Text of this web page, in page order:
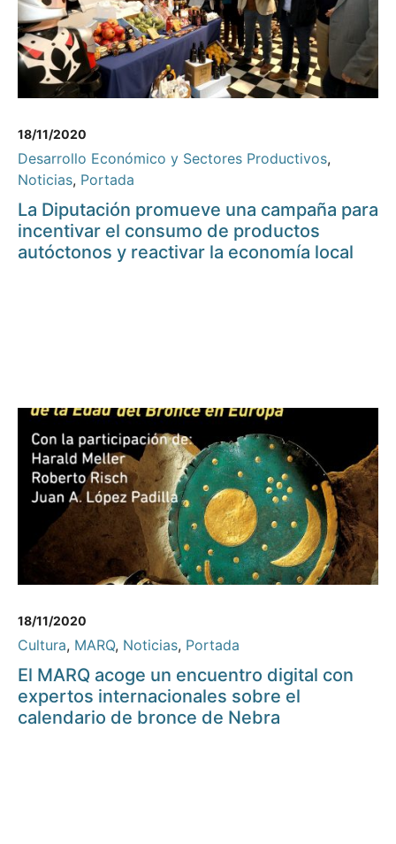
18/11/2020
Desarrollo Económico y Sectores Productivos,
Noticias, Portada
La Diputación promueve una campaña para
incentivar el consumo de productos
autóctonos y reactivar la economía local
18/11/2020
Cultura, MARQ, Noticias, Portada
El MARQ acoge un encuentro digital con
expertos internacionales sobre el
calendario de bronce de Nebra